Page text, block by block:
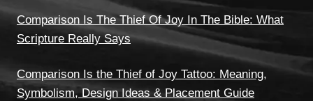
Comparison Is The Thief Of Joy In The Bible: What
Scripture Really Says
Comparison Is the Thief of Joy Tattoo: Meaning,
Symbolism, Design Ideas & Placement Guide